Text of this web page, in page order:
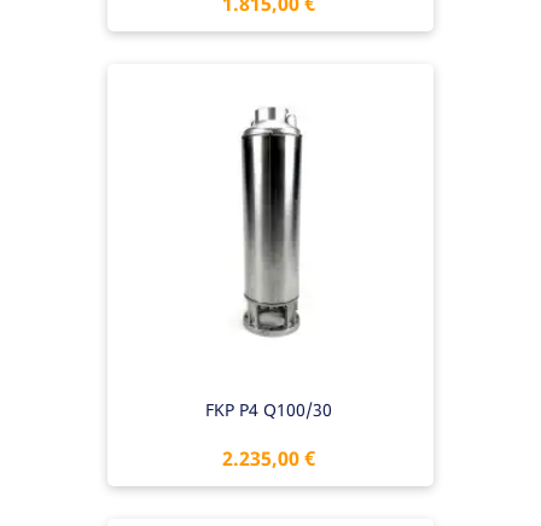
FKP P4 Q100/30
Preis
2.235,00 €